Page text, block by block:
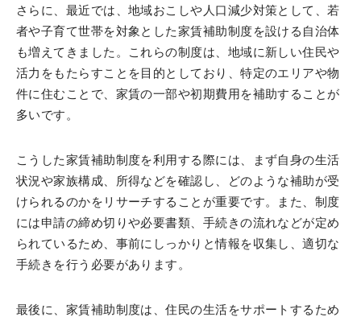
さらに、最近では、地域おこしや人口減少対策として、若
者や子育て世帯を対象とした家賃補助制度を設ける自治体
も増えてきました。これらの制度は、地域に新しい住民や
活力をもたらすことを目的としており、特定のエリアや物
件に住むことで、家賃の一部や初期費用を補助することが
多いです。
こうした家賃補助制度を利用する際には、まず自身の生活
状況や家族構成、所得などを確認し、どのような補助が受
けられるのかをリサーチすることが重要です。また、制度
には申請の締め切りや必要書類、手続きの流れなどが定め
られているため、事前にしっかりと情報を収集し、適切な
手続きを行う必要があります。
最後に、家賃補助制度は、住民の生活をサポートするため